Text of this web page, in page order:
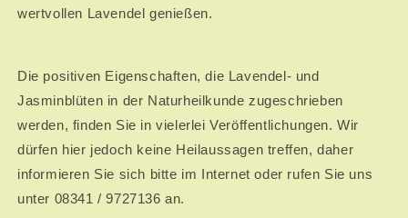
wertvollen Lavendel genießen.
Die positiven Eigenschaften, die Lavendel- und
Jasminblüten in der Naturheilkunde zugeschrieben
werden, finden Sie in vielerlei Veröffentlichungen. Wir
dürfen hier jedoch keine Heilaussagen treffen, daher
informieren Sie sich bitte im Internet oder rufen Sie uns
unter 08341 / 9727136 an.